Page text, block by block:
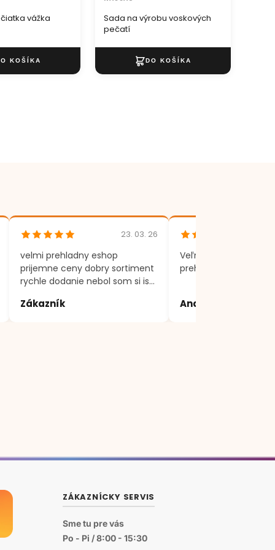
vážka
Sada na výrobu voskových
pečatí
23. 03. 26
velmi prehladny eshop
prijemne ceny dobry sortiment
rychle dodanie nebol som si isty
mi vysvetlili a poradili
Zákazník
Veľmi rýchle
prehľadný eshop.
Andrea
ZÁKAZNÍCKY SERVIS
Sme tu pre vás
Po - Pi / 8:00 - 15:30